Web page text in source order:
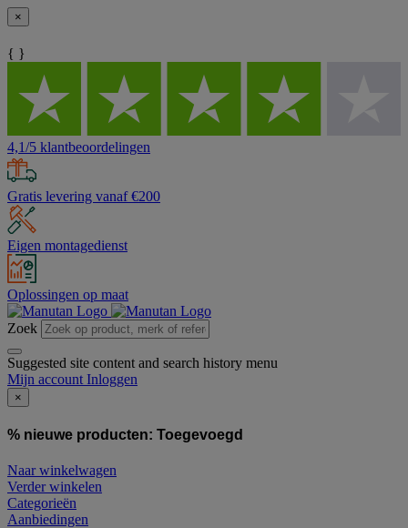
×
{ }
4,1/5 klantbeoordelingen
Gratis levering vanaf €200
Eigen montagedienst
Oplossingen op maat
Zoek
Suggested site content and search history menu
Mijn account Inloggen
×
% nieuwe producten: Toegevoegd
Naar winkelwagen
Verder winkelen
Categorieën
Aanbiedingen